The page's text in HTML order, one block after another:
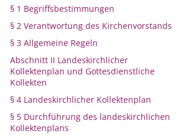
§ 1 Begriffsbestimmungen
§ 2 Verantwortung des Kirchenvorstands
§ 3 Allgemeine Regeln
Abschnitt II Landeskirchlicher
Kollektenplan und Gottesdienstliche
Kollekten
§ 4 Landeskirchlicher Kollektenplan
§ 5 Durchführung des landeskirchlichen
Kollektenplans